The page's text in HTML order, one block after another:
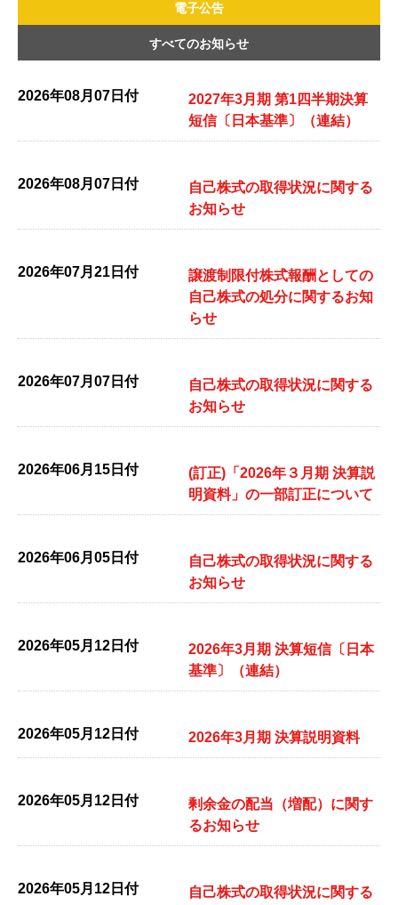
2026年
2025年
2024年
2023年
2022年
電子公告
すべてのお知らせ
2026年08月07日付
2027年3月期 第1四半期決算
短信〔日本基準〕（連結）
2026年08月07日付
自己株式の取得状況に関する
お知らせ
2026年07月21日付
譲渡制限付株式報酬としての
自己株式の処分に関するお知
らせ
2026年07月07日付
自己株式の取得状況に関する
お知らせ
2026年06月15日付
(訂正)「2026年３月期 決算説
明資料」の一部訂正について
2026年06月05日付
自己株式の取得状況に関する
お知らせ
2026年05月12日付
2026年3月期 決算短信〔日本
基準〕（連結）
2026年05月12日付 2026年3月期 決算説明資料
2026年05月12日付
剰余金の配当（増配）に関す
るお知らせ
2026年05月12日付
自己株式の取得状況に関する